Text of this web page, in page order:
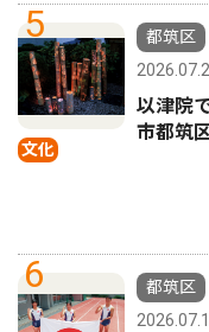
5
文化
都筑区
以津院
市都筑
6
都筑区